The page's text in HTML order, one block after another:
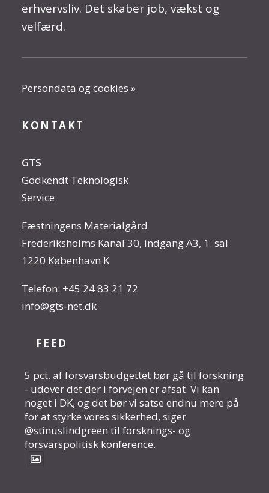
erhvervsliv. Det skaber job, vækst og
velfærd.
Persondata og cookies »
KONTAKT
GTS
Godkendt Teknologisk
Service
Fæstningens Materialgård
Frederiksholms Kanal 30, indgang A3, 1. sal
1220 København K
Telefon: +45 24 83 21 72
info@gts-net.dk
FEED
5 pct. af forsvarsbudgettet bør gå til forskning
- udover det der i forvejen er afsat. Vi kan
noget i DK, og det bør vi satse endnu mere på
for at styrke vores sikkerhed, siger
@stinuslindgreen til forsknings- og
forsvarspolitisk konference.